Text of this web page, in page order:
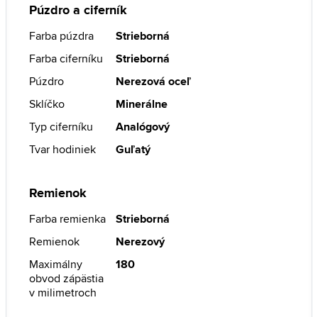
Púzdro a ciferník
Farba púzdra
Strieborná
Farba ciferníku
Strieborná
Púzdro
Nerezová oceľ
Sklíčko
Minerálne
Typ ciferníku
Analógový
Tvar hodiniek
Guľatý
Remienok
Farba remienka
Strieborná
Remienok
Nerezový
Maximálny
obvod zápästia
v milimetroch
180